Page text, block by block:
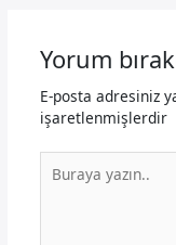
Yorum
E-posta adresiniz
işaretlenmişlerdir
yazın..